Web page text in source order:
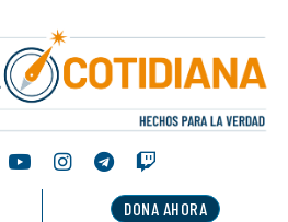
DONA AHORA